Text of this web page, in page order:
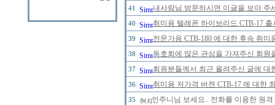
41 내사랑님 방문하시면 이글을 보아 주
40 취미용 텔레폰 하이브리드 CTB-17
39 전문가용 CTB-180 에 대한 후속 취
38 동호회에 많은 관심을 가져주신 회
37 회원분들께서 최근 올려주신 글에
36 취미용 저가격 버젼 CTB-17 에 대한
35 인주니님 보세요.. 전화를 이용한 원